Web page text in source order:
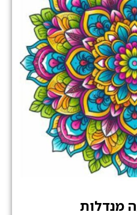
מנדלות